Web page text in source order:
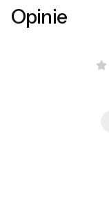
Opinie